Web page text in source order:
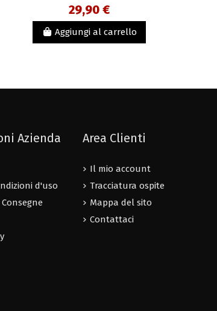
29,90 €
Aggiungi al carrello
Azienda
d'uso
Area Clienti
Il mio account
Tracciatura ospite
Mappa del sito
Contattaci